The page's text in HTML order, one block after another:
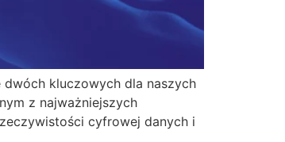
dwóch kluczowych dla naszych
z najważniejszych
cyfrowej danych i